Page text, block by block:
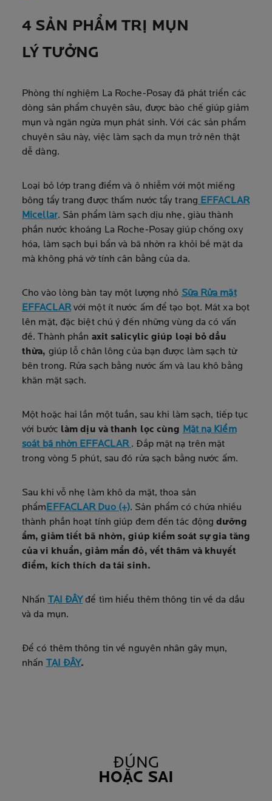
4 SẢN PHẨM TRỊ MỤN
LÝ TƯỞNG
Phòng thí nghiệm La Roche-Posay đã phát triển các
dòng sản phẩm chuyên sâu, được bào chế giúp giảm
mụn và ngăn ngừa mụn phát sinh. Với các sản phẩm
chuyên sâu này, việc làm sạch da mụn trở nên thật
dễ dàng.
Loại bỏ lớp trang điểm và ô nhiễm với một miếng
bông tẩy trang được thấm nước tẩy trang EFFACLAR
Micellar. Sản phẩm làm sạch dịu nhẹ, giàu thành
phần nước khoáng La Roche-Posay giúp chống oxy
hóa, làm sạch bụi bẩn và bã nhờn ra khỏi bề mặt da
mà không phá vỡ tính cân bằng của da.
Cho vào lòng bàn tay một lượng nhỏ Sữa Rửa mặt
EFFACLARvới một ít nước ấm để tạo bọt. Mát xa bọt
lên mặt, đặc biệt chú ý đến những vùng da có vấn
đề. Thành phần axit salicylic giúp loại bỏ dầu
thừa, giúp lỗ chân lông của bạn được làm sạch từ
bên trong. Rửa sạch bằng nước ấm và lau khô bằng
khăn mặt sạch.
Một hoặc hai lần một tuần, sau khi làm sạch, tiếp tục
với bước làm dịu và thanh lọc cùng Mặt nạ Kiểm
soát bã nhờn EFFACLAR . Đắp mặt nạ trên mặt
trong vòng 5 phút, sau đó rửa sạch bằng nước ấm.
Sau khi vỗ nhẹ làm khô da mặt, thoa sản
phẩm EFFACLAR Duo (+). Sản phẩm có chứa nhiều
thành phần hoạt tính giúp đem đến tác độngdưỡng
ẩm, giảm tiết bã nhờn, giúp kiểm soát sự gia tăng
của vi khuẩn, giảm mẩn đỏ, vết thâm và khuyết
điểm, kích thích da tái sinh.
Nhấn TẠI ĐÂY để tìm hiểu thêm thông tin về da dầu
và da mụn.
Để có thêm thông tin về nguyên nhân gây mụn,
nhấn TẠI ĐÂY.
ĐÚNG
HOẶC SAI